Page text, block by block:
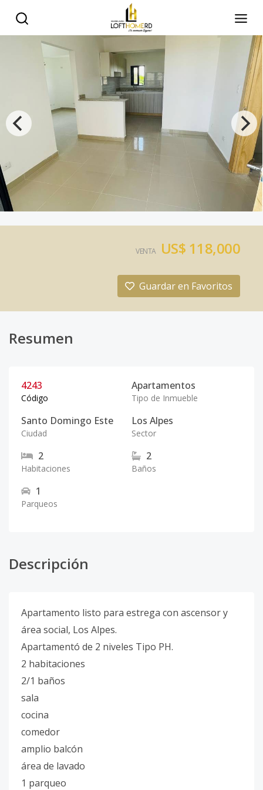
VENTA US$ 118,000
Guardar en Favoritos
Resumen
4243
Código
Apartamentos
Tipo de Inmueble
Santo Domingo Este
Ciudad
Los Alpes
Sector
2
Habitaciones
2
Baños
1
Parqueos
Descripción
Apartamento listo para estrega con ascensor y
área social, Los Alpes.
Apartamentó de 2 niveles Tipo PH.
2 habitaciones
2/1 baños
sala
cocina
comedor
amplio balcón
área de lavado
1 parqueo